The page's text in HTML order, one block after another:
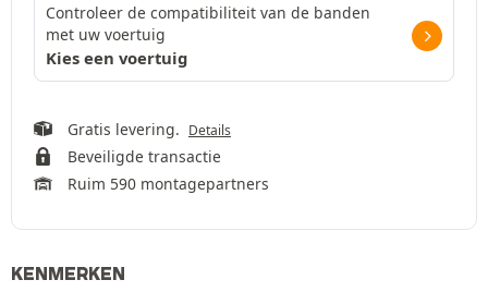
Controleer de compatibiliteit van de banden
met uw voertuig
Kies een voertuig
Gratis levering. Details
Beveiligde transactie
Ruim 590 montagepartners
KENMERKEN